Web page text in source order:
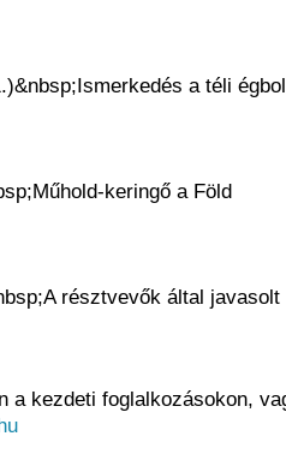
a téli
keringő a Föld
résztvevők által javasolt
a kezdeti foglalkozásokon,